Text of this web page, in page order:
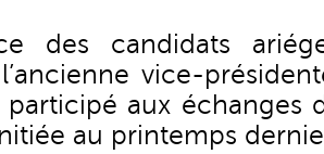
des candidats
vice-
participé aux échanges
au printemps